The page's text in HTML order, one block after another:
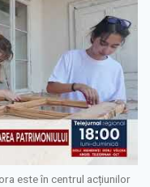
este în centrul acțiunilor